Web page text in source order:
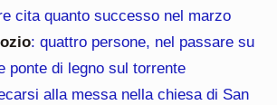
cita quanto successo nel marzo
: quattro persone, nel passare su
ponte di legno sul torrente
alla messa nella chiesa di San